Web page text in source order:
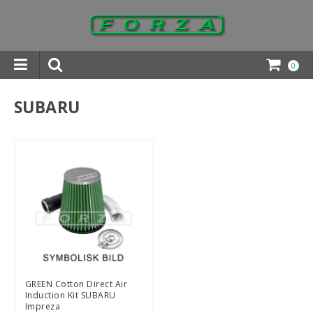
0
SUBARU
GREEN Cotton Direct Air
Induction Kit SUBARU
Impreza